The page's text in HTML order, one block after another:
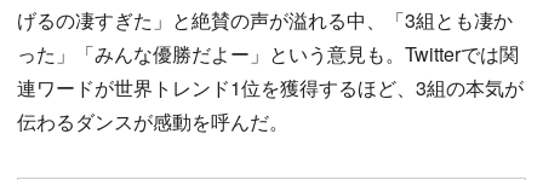
げるの凄すぎた」と絶賛の声が溢れる中、「3組とも凄か
った」「みんな優勝だよー」という意見も。Twitterでは関
連ワードが世界トレンド1位を獲得するほど、3組の本気が
伝わるダンスが感動を呼んだ。